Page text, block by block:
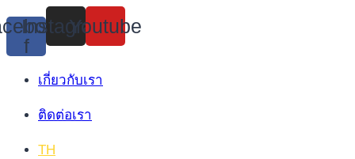
Skip
to
content
f
Instagram
Youtube
เกี่ยวกับเรา
ติดต่อเรา
TH